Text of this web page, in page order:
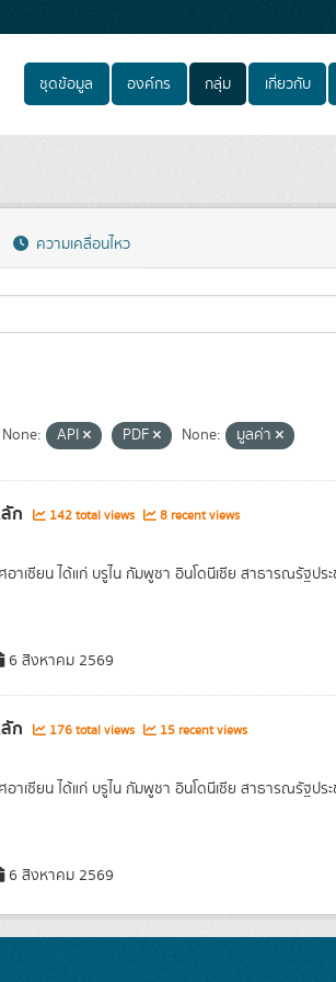
ชุดข้อมูล องค์กร กลุ่ม เกี่ยวกับ
ความเคลื่อนไหว
None: API PDF None: มูลค่า
ก 142 total views 8 recent views
าเซียน ได้แก่ บรูไน กัมพูชา อินโดนีเซีย สาธารณรัฐปร
6 สิงหาคม 2569
ก 176 total views 15 recent views
าเซียน ได้แก่ บรูไน กัมพูชา อินโดนีเซีย สาธารณรัฐปร
6 สิงหาคม 2569